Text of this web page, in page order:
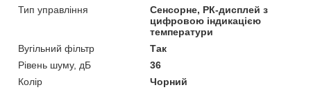
Тип управління
Сенсорне, РК-дисплей з
цифровою індикацією
температури
Вугільний фільтр
Так
Рівень шуму, дБ
36
Колір
Чорний